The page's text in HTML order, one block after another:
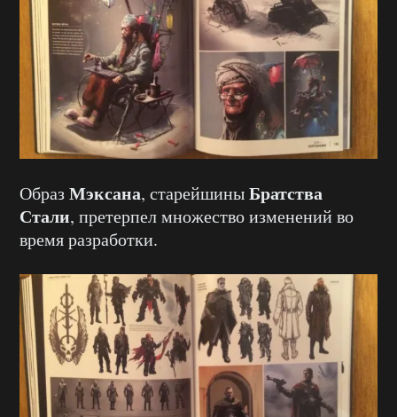
ОбразМэксана, старейшиныБратства
Стали, претерпел множество изменений во
время разработки.